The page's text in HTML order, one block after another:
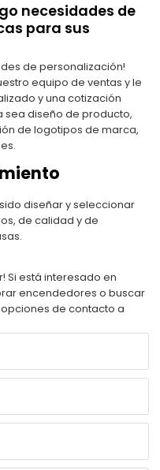
necesidades de
para sus
de personalización!
equipo de ventas y le
y una cotización
sea diseño de producto,
de logotipos de marca,
diseñar y seleccionar
de calidad y de
Si está interesado en
encendedores o buscar
de contacto a